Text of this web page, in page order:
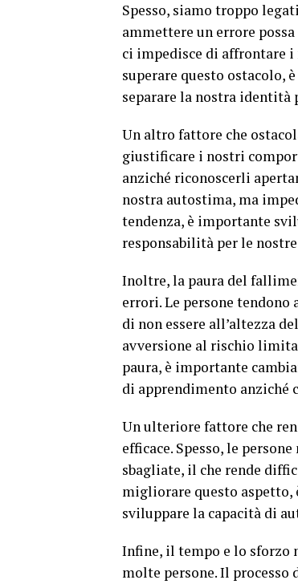
Spesso, siamo troppo
ammettere un errore
ci impedisce di affrontare
superare questo ostacolo,
separare la nostra
Un altro fattore che
giustificare i nostri
anziché riconoscerli
nostra autostima, ma
tendenza, è importante
responsabilità per le
Inoltre, la paura del
errori. Le persone
di non essere all’altezza
avversione al rischio
paura, è importante
di apprendimento anziché
Un ulteriore fattore che
efficace. Spesso, le
sbagliate, il che rende
migliorare questo
sviluppare la capacità di
Infine, il tempo e lo sforzo
molte persone. Il